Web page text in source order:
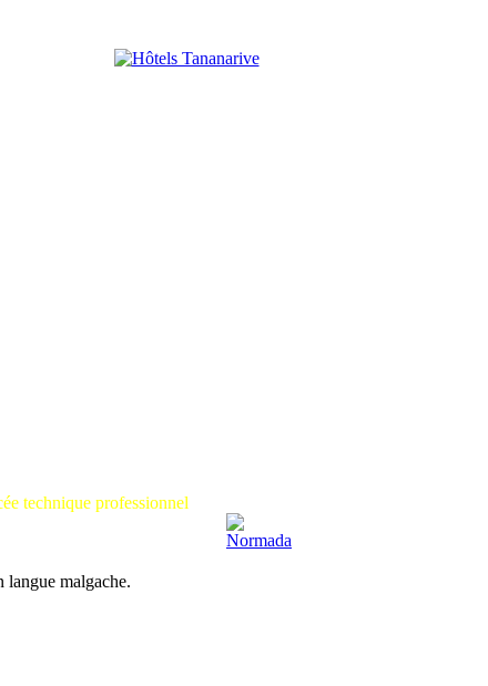
technique professionnel
langue malgache.